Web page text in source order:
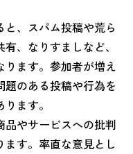
、スパム投稿や荒ら
、なりすましなど、
ます。参加者が増え
のある投稿や行為を
ます。
やサービスへの批判
す。率直な意見とし